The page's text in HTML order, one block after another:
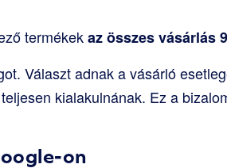
termékekaz összes vásárlás
Választ adnak a vásárló
kialakulnának. Ez a
on